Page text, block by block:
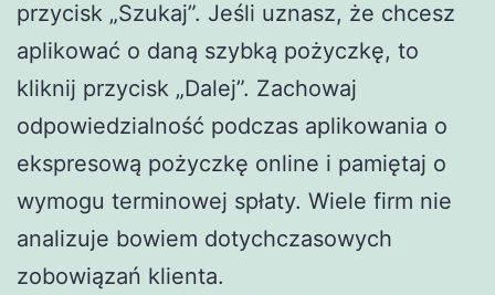
przycisk „Szukaj”. Jeśli uznasz, że chcesz
aplikować o daną szybką pożyczkę, to
kliknij przycisk „Dalej”. Zachowaj
odpowiedzialność podczas aplikowania o
ekspresową pożyczkę online i pamiętaj o
wymogu terminowej spłaty. Wiele firm nie
analizuje bowiem dotychczasowych
zobowiązań klienta.